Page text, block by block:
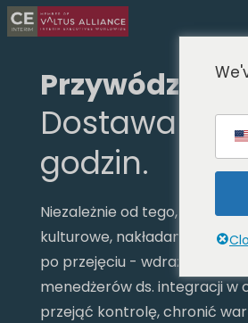
Przywództwo
Dostawa w
godzin.
Niezależnie od tego, czy
kulturowe, nakładanie się
po przejęciu - wdrażamy
menedżerów ds. integracji w
przejąć kontrolę, chronić